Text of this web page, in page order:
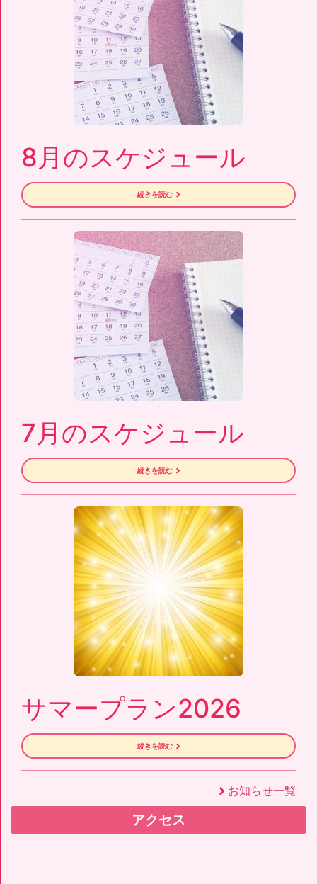
8月のスケジュール
続きを読む
7月のスケジュール
続きを読む
サマープラン2026
続きを読む
rightお知らせ一覧
アクセス